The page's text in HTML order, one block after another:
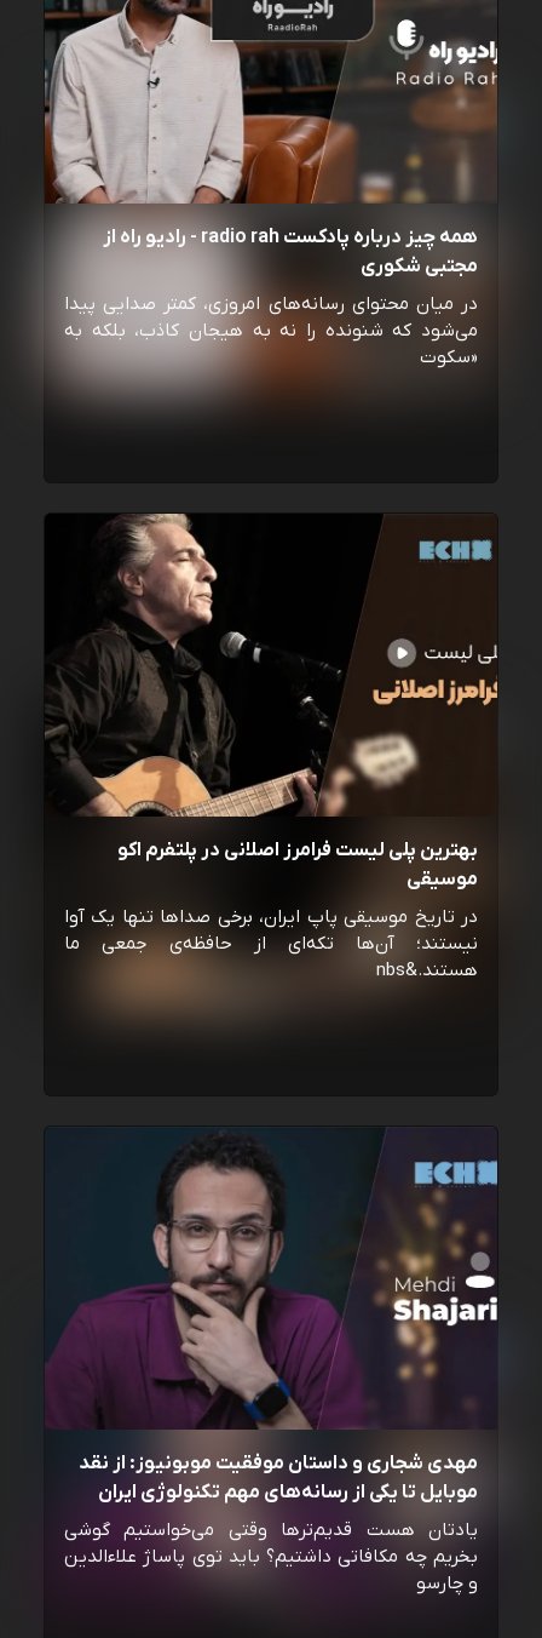
همه چیز درباره پادکست radio rah - رادیو راه از
مجتبی شکوری
در میان محتوای رسانه‌های امروزی، کمتر صدایی پیدا
می‌شود که شنونده را نه به هیجان کاذب، بلکه به
«سکوت
بهترین پلی لیست فرامرز اصلانی در پلتفرم اکو
موسیقی
در تاریخ موسیقی پاپ ایران، برخی صداها تنها یک آوا
نیستند؛ آن‌ها تکه‌ای از حافظه‌ی جمعی ما
هستند.&nbs
مهدی شجاری و داستان موفقیت موبونیوز: از نقد
موبایل تا یکی از رسانه‌‌های مهم تکنولوژی ایران
یادتان هست قدیم‌ترها وقتی می‌خواستیم گوشی
بخریم چه مکافاتی داشتیم؟ باید توی پاساژ علاءالدین
و چارسو